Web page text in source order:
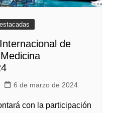
de
6 de marzo de 2024
con la participación